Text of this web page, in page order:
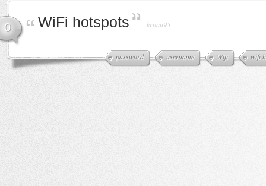
0 WiFi hotspots - kronti95
password username Wifi wifi